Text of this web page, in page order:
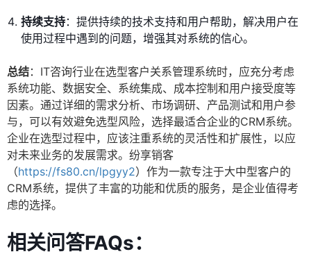
持续支持：提供持续的技术支持和用户帮助，解决用户在
使用过程中遇到的问题，增强其对系统的信心。
总结：IT咨询行业在选型客户关系管理系统时，应充分考虑
系统功能、数据安全、系统集成、成本控制和用户接受度等
因素。通过详细的需求分析、市场调研、产品测试和用户参
与，可以有效避免选型风险，选择最适合企业的CRM系统。
企业在选型过程中，应该注重系统的灵活性和扩展性，以应
对未来业务的发展需求。纷享销客
（https://fs80.cn/lpgyy2）作为一款专注于大中型客户的
CRM系统，提供了丰富的功能和优质的服务，是企业值得考
虑的选择。
相关问答FAQs：